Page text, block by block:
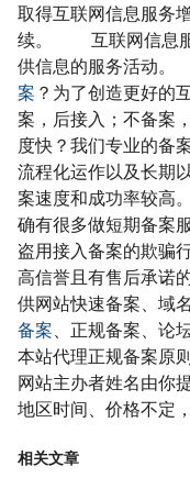
取得互联网信息服务
续。 互联网信息服
供信息的服务活动。
案 ？为了创造更好的
案，后接入；不备案
度快？我们专业的备
流程化运作以及长期
案速度和成功率较高
确有很多做短期备案
盗用接入备案的欺骗
高信誉且有售后承
供网站快速备案、域
备案 、正规备案、论
本站代理正规备案原
网站主办者姓名由你
地区时间、价格不定
相关文章